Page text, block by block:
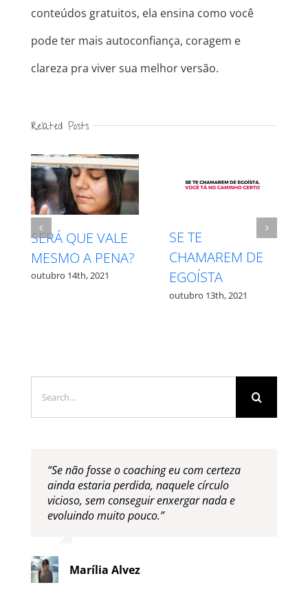
conteúdos gratuitos, ela ensina como você
pode ter mais autoconfiança, coragem e
clareza pra viver sua melhor versão.
Related Posts
INTUIÇÃO X
MEDO – QUAL É
QUAL?
RESPEITE SEU
PROCESSO
outubro 27th, 2021
for:
“Se não fosse o coaching eu com certeza
ainda estaria perdida, naquele círculo
vicioso, sem conseguir enxergar nada e
evoluindo muito pouco.”
Marília Alvez